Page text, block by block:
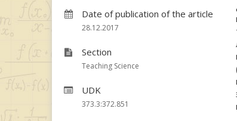
Date of publication of the article
28.12.2017
Section
Teaching Science
UDK
373.3:372.851